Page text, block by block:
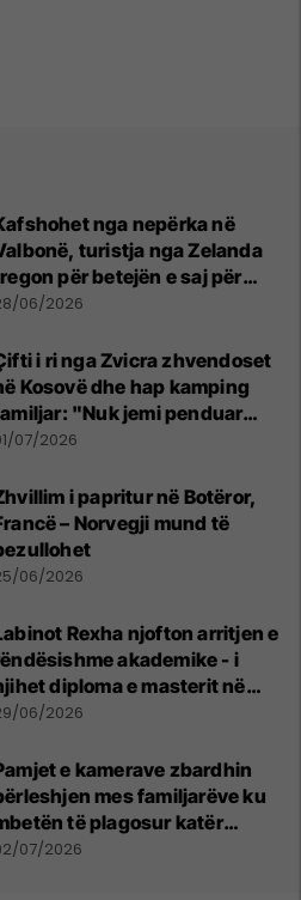
nga nepërka në
turistja nga Zelanda
për betejën e saj për
06/2026
i ri nga Zvicra zhvendoset
Kosovë dhe hap kamping
"Nuk jemi penduar
ditë"
07/2026
i papritur në Botëror,
– Norvegji mund të
06/2026
Rexha njofton arritjen e
akademike - i
diploma e masterit në
në Zvicër
06/2026
e kamerave zbardhin
mes familjarëve ku
të plagosur katër
07/2026